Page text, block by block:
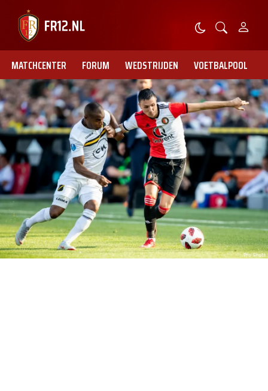
MATCHCENTER FORUM WEDSTRIJDEN VOETBALPOOL